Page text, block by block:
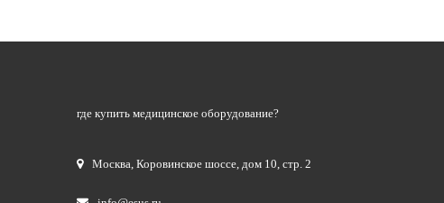
где купить медицинское оборудование?
Москва Коровинское шоссе, дом 10, стр. 2